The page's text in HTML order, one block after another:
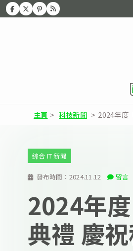
主頁 > 科技新聞 > 2024年度
發布時間： 2024.11.12 留言
綜合 IT 新聞
2024年
典禮 慶